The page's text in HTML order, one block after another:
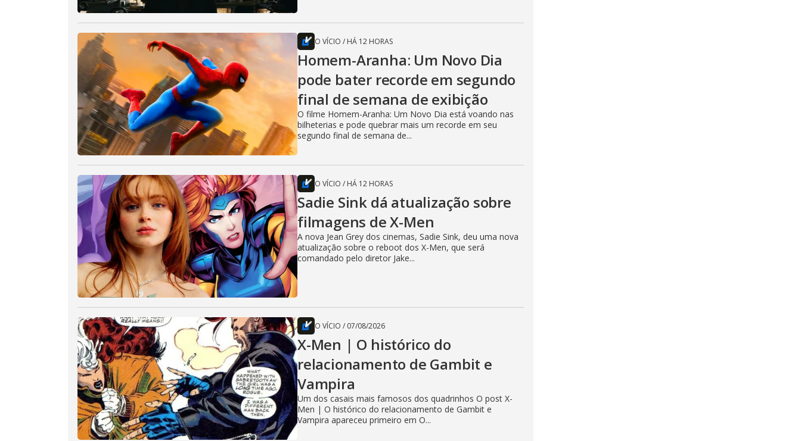
O VÍCIO / HÁ 12 HORAS
Homem-Aranha: Um Novo Dia
pode bater recorde em segundo
final de semana de exibição
O filme Homem-Aranha: Um Novo Dia está voando nas
bilheterias e pode quebrar mais um recorde em seu
segundo final de semana de...
O VÍCIO / HÁ 12 HORAS
Sadie Sink dá atualização sobre
filmagens de X-Men
A nova Jean Grey dos cinemas, Sadie Sink, deu uma nova
atualização sobre o reboot dos X-Men, que será
comandado pelo diretor Jake...
O VÍCIO / 07/08/2026
X-Men | O histórico do
relacionamento de Gambit e
Vampira
Um dos casais mais famosos dos quadrinhos O post X-
Men | O histórico do relacionamento de Gambit e
Vampira apareceu primeiro em O...